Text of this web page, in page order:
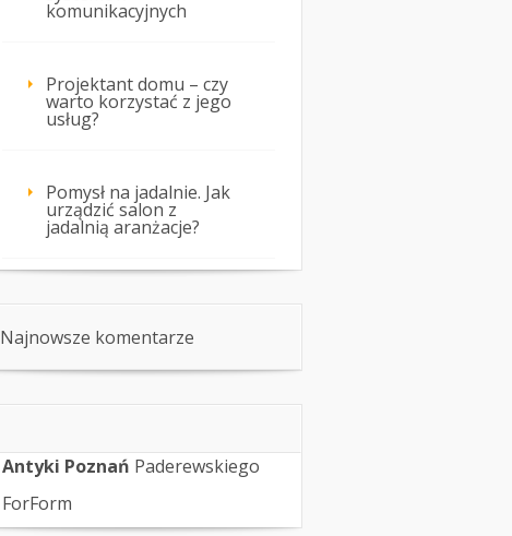
komunikacyjnych
Projektant domu – czy
warto korzystać z jego
usług?
Pomysł na jadalnie. Jak
urządzić salon z
jadalnią aranżacje?
Najnowsze komentarze
Antyki Poznań Paderewskiego
ForForm